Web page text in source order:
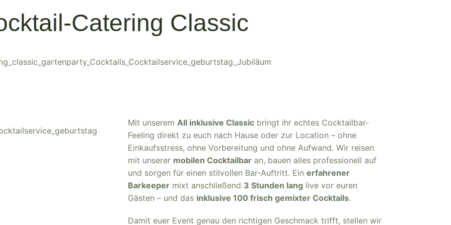
Catering Classic
Mit unserem All inklusive Classic bringt ihr echtes Cocktailbar-
Feeling direkt zu euch nach Hause oder zur Location – ohne
Einkaufsstress, ohne Vorbereitung und ohne Aufwand. Wir reisen
mit unserer mobilen Cocktailbar an, bauen alles professionell auf
und sorgen für einen stilvollen Bar-Auftritt. Ein erfahrener
Barkeeper mixt anschließend 3 Stunden lang live vor euren
Gästen – und das inklusive 100 frisch gemixter Cocktails.
Damit euer Event genau den richtigen Geschmack trifft, stellen wir